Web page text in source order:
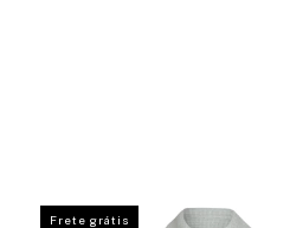
Frete grátis